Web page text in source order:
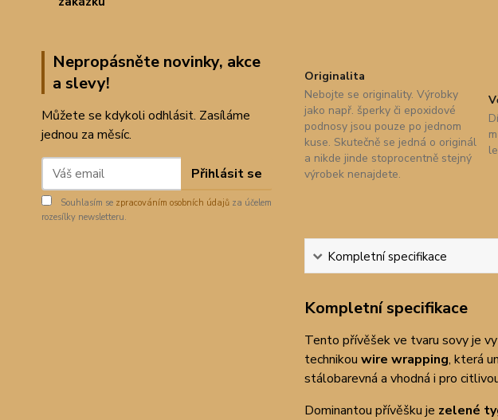
Nepropásněte novinky, akce
a slevy!
Můžete se kdykoli odhlásit. Zasíláme
jednou za měsíc.
Přihlásit se
Souhlasím se zpracováním osobních údajů za účelem
rozesílky newsletteru.
Originalita
Nebojte se originality. Výrobky
jako např. šperky či epoxidové
podnosy jsou pouze po jednom
kuse. Skutečně se jedná o originál
a nikde jinde stoprocentně stejný
výrobek nenajdete.
Kompletní specifikace
Kompletní specifikace
Tento přívěšek ve tvaru sovy je
technikou wire wrapping, která
stálobarevná a vhodná i pro
Dominantou přívěšku je zelené